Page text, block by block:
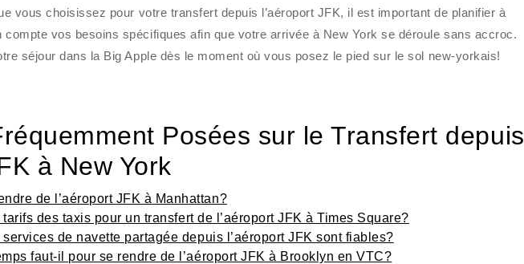
vous choisissez pour votre transfert depuis l’aéroport JFK, il est important de planifier à
compte vos besoins spécifiques afin que votre arrivée à New York se déroule sans accroc.
séjour dans la Big Apple dès le moment où vous posez le pied sur le sol new-yorkais!
Posées sur le Transfert depuis
à New York
de l’aéroport JFK à Manhattan?
des taxis pour un transfert de l’aéroport JFK à Times Square?
de navette partagée depuis l’aéroport JFK sont fiables?
faut-il pour se rendre de l’aéroport JFK à Brooklyn en VTC?